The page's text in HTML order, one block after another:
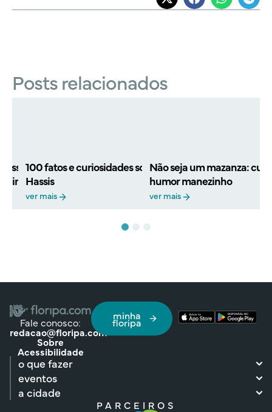
Posts relacionados
Stone: fatos
da cantora
100 fatos e curiosidades sobre a trajetória de
Hassis
ver mais
Não seja um mazanza:
humor manezinho
ver mais
Fale conosco:
redacao@floripa.com
Sobre
Acessibilidade
minha
floripa
o que fazer
eventos
a cidade
PARCEIROS